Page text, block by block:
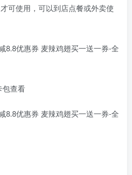
可使用，可以到店点餐或外卖使
包查看